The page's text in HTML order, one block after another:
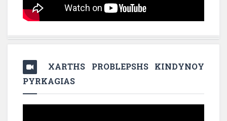
XARTHS PROBLEPSHS KINDYNOY
PYRKAGIAS